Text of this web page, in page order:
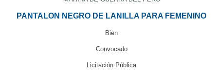
PANTALON NEGRO DE LANILLA PARA FEMENINO
Bien
Convocado
Licitación Pública